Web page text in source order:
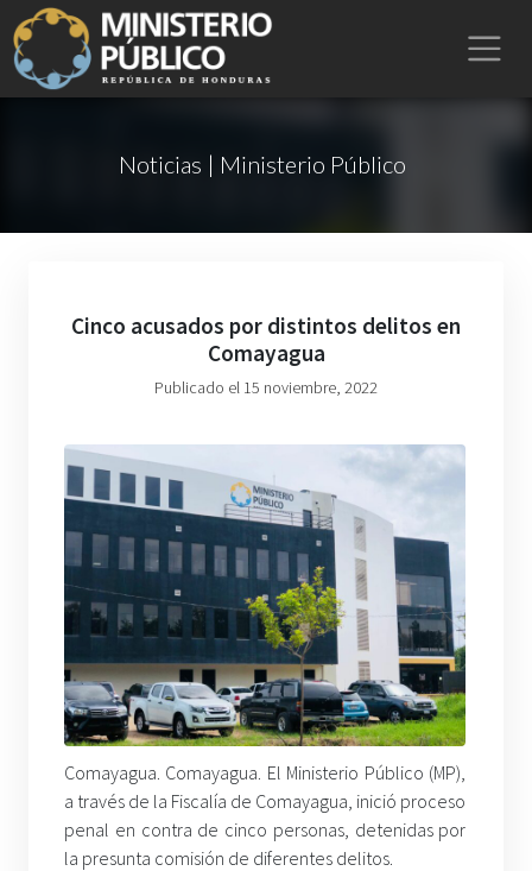
Noticias | Ministerio Público
Cinco acusados por distintos delitos en
Comayagua
Publicado el 15 noviembre, 2022
Comayagua. Comayagua. El Ministerio Público (MP),
a través de la Fiscalía de Comayagua, inició proceso
penal en contra de cinco personas, detenidas por
la presunta comisión de diferentes delitos.